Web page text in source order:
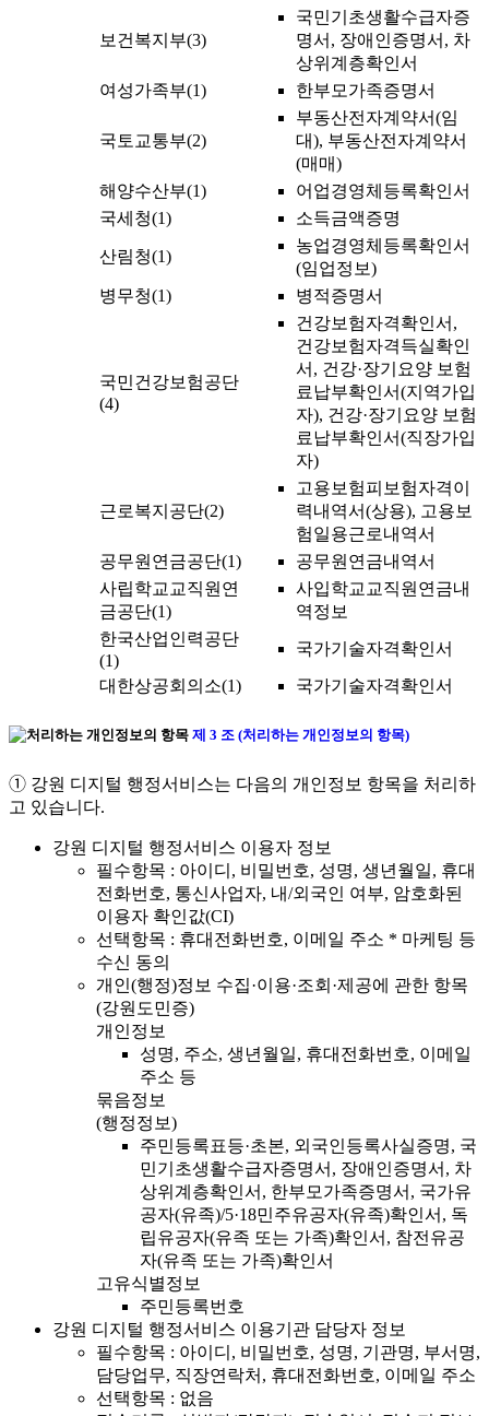
보건복지부(3)
국민기초생활수급자증
명서, 장애인증명서, 차
상위계층확인서
여성가족부(1)
한부모가족증명서
국토교통부(2)
부동산전자계약서(임
대), 부동산전자계약서
(매매)
해양수산부(1)
어업경영체등록확인서
국세청(1)
소득금액증명
산림청(1)
농업경영체등록확인서
(임업정보)
병무청(1)
병적증명서
국민건강보험공단
(4)
건강보험자격확인서,
건강보험자격득실확인
서, 건강·장기요양 보험
료납부확인서(지역가입
자), 건강·장기요양 보험
료납부확인서(직장가입
자)
근로복지공단(2)
고용보험피보험자격이
력내역서(상용), 고용보
험일용근로내역서
공무원연금공단(1)
공무원연금내역서
사립학교교직원연
금공단(1)
사입학교교직원연금내
역정보
한국산업인력공단
(1)
국가기술자격확인서
대한상공회의소(1)
국가기술자격확인서
제 3 조 (처리하는 개인정보의 항목)
➀ 강원 디지털 행정서비스는 다음의 개인정보 항목을 처리하
고 있습니다.
강원 디지털 행정서비스 이용자 정보
필수항목 : 아이디, 비밀번호, 성명, 생년월일, 휴대
전화번호, 통신사업자, 내/외국인 여부, 암호화된
이용자 확인값(CI)
선택항목 : 휴대전화번호, 이메일 주소 * 마케팅 등
수신 동의
개인(행정)정보 수집·이용·조회·제공에 관한 항목
(강원도민증)
개인정보
성명, 주소, 생년월일, 휴대전화번호, 이메일
주소 등
묶음정보
(행정정보)
주민등록표등·초본, 외국인등록사실증명, 국
민기초생활수급자증명서, 장애인증명서, 차
상위계층확인서, 한부모가족증명서, 국가유
공자(유족)/5·18민주유공자(유족)확인서, 독
립유공자(유족 또는 가족)확인서, 참전유공
자(유족 또는 가족)확인서
고유식별정보
주민등록번호
강원 디지털 행정서비스 이용기관 담당자 정보
필수항목 : 아이디, 비밀번호, 성명, 기관명, 부서명,
담당업무, 직장연락처, 휴대전화번호, 이메일 주소
선택항목 : 없음